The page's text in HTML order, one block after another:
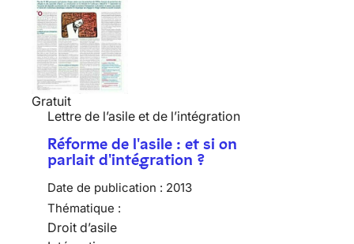
Gratuit
Lettre de l’asile et de l’intégration
Réforme de l'asile : et si on
parlait d'intégration ?
Date de publication : 2013
Thématique :
Droit d’asile